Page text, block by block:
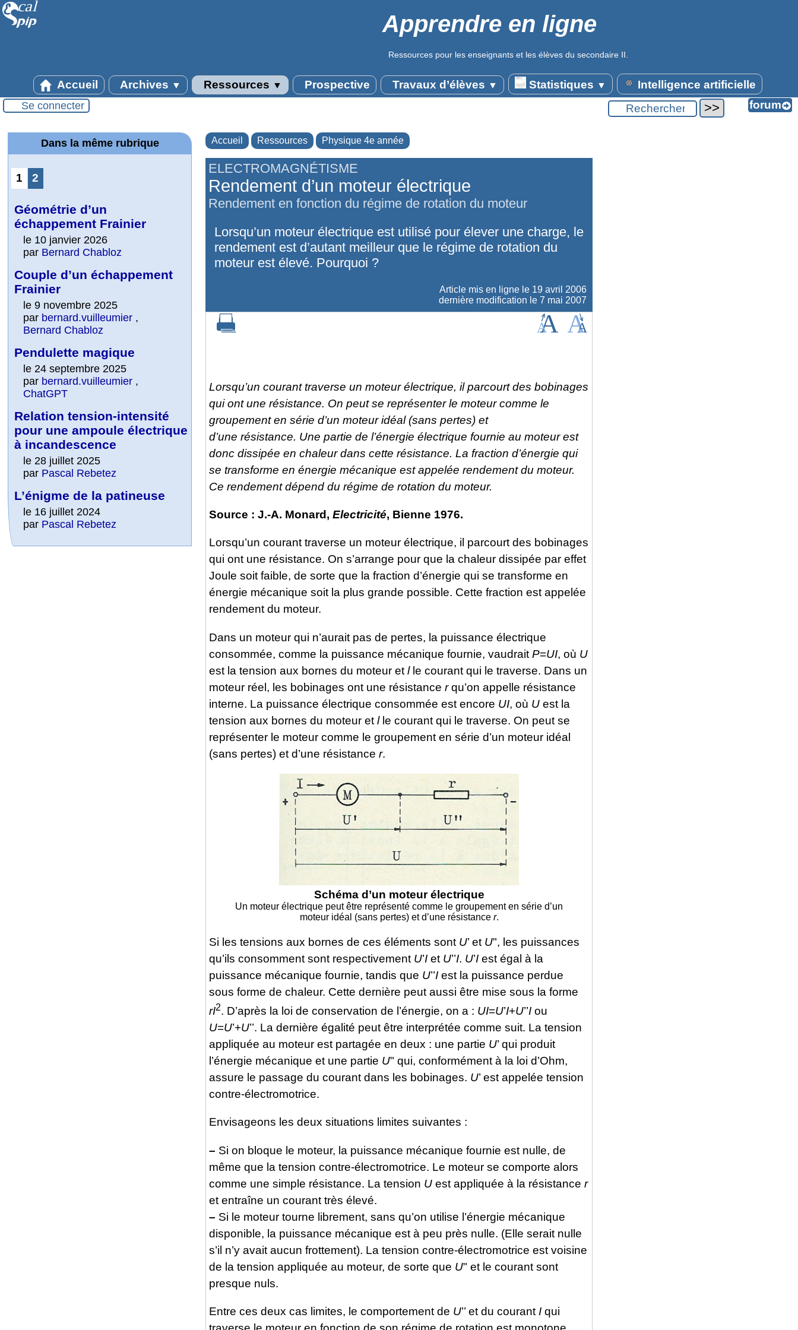
Apprendre en ligne
Ressources pour les enseignants et les élèves du secondaire II.
Accueil Archives ▼ Ressources ▼ Prospective Travaux d’élèves ▼ Statistiques ▼ Intelligence artificielle
Se connecter
Accueil Ressources Physique 4e année
ELECTROMAGNÉTISME
Rendement d’un moteur électrique
Rendement en fonction du régime de rotation du moteur
Lorsqu’un moteur électrique est utilisé pour élever une charge, le
rendement est d’autant meilleur que le régime de rotation du
moteur est élevé. Pourquoi ?
Article mis en ligne le 19 avril 2006
dernière modification le 7 mai 2007
Lorsqu’un courant traverse un moteur électrique, il parcourt des bobinages
qui ont une résistance. On peut se représenter le moteur comme le
groupement en série d’un moteur idéal (sans pertes) et
d’une résistance. Une partie de l’énergie électrique fournie au moteur est
donc dissipée en chaleur dans cette résistance. La fraction d’énergie qui
se transforme en énergie mécanique est appelée rendement du moteur.
Ce rendement dépend du régime de rotation du moteur.
Source : J.-A. Monard, Electricité, Bienne 1976.
Lorsqu’un courant traverse un moteur électrique, il parcourt des bobinages
qui ont une résistance. On s’arrange pour que la chaleur dissipée par effet
Joule soit faible, de sorte que la fraction d’énergie qui se transforme en
énergie mécanique soit la plus grande possible. Cette fraction est appelée
rendement du moteur.
Dans un moteur qui n’aurait pas de pertes, la puissance électrique
consommée, comme la puissance mécanique fournie, vaudrait P=UI, où U
est la tension aux bornes du moteur et lle courant qui le traverse. Dans un
moteur réel, les bobinages ont une résistance rqu’on appelle résistance
interne. La puissance électrique consommée est encore UI, où U est la
tension aux bornes du moteur et lle courant qui le traverse. On peut se
représenter le moteur comme le groupement en série d’un moteur idéal
(sans pertes) et d’une résistance r.
Schéma d’un moteur électrique
Un moteur électrique peut être représenté comme le groupement en série d’un
moteur idéal (sans pertes) et d’une résistance r.
Si les tensions aux bornes de ces éléments sont U’ et U", les puissances
qu’ils consomment sont respectivement U’I et U’’I. U’I est égal à la
puissance mécanique fournie, tandis que U’’I est la puissance perdue
sous forme de chaleur. Cette dernière peut aussi être mise sous la forme
rI2. D’après la loi de conservation de l’énergie, on a : UI=U’I+U’’I ou
U=U’+U’’. La dernière égalité peut être interprétée comme suit. La tension
appliquée au moteur est partagée en deux : une partie U’ qui produit
l’énergie mécanique et une partie U" qui, conformément à la loi d’Ohm,
assure le passage du courant dans les bobinages. U’ est appelée tension
contre-électromotrice.
Envisageons les deux situations limites suivantes :
– Si on bloque le moteur, la puissance mécanique fournie est nulle, de
même que la tension contre-électromotrice. Le moteur se comporte alors
comme une simple résistance. La tension U est appliquée à la résistance r
et entraîne un courant très élevé.
– Si le moteur tourne librement, sans qu’on utilise l’énergie mécanique
disponible, la puissance mécanique est à peu près nulle. (Elle serait nulle
s’il n’y avait aucun frottement). La tension contre-électromotrice est voisine
de la tension appliquée au moteur, de sorte que U" et le courant sont
presque nuls.
Entre ces deux cas limites, le comportement de U’’ et du courant I qui
Dans la même rubrique
1 2
Géométrie d’un
échappement Frainier
le 10 janvier 2026
par Bernard Chabloz
Couple d’un échappement
Frainier
le 9 novembre 2025
par bernard.vuilleumier ,
Bernard Chabloz
Pendulette magique
le 24 septembre 2025
par bernard.vuilleumier ,
ChatGPT
Relation tension-intensité
pour une ampoule électrique
à incandescence
le 28 juillet 2025
par Pascal Rebetez
L’énigme de la patineuse
le 16 juillet 2024
par Pascal Rebetez